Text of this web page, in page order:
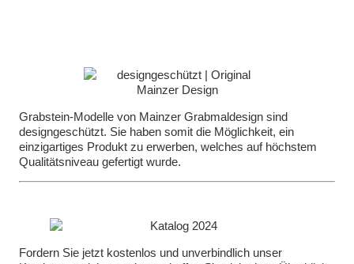
Grabstein-Modelle von Mainzer Grabmaldesign sind
designgeschützt. Sie haben somit die Möglichkeit, ein
einzigartiges Produkt zu erwerben, welches auf höchstem
Qualitätsniveau gefertigt wurde.
Fordern Sie jetzt kostenlos und unverbindlich unser